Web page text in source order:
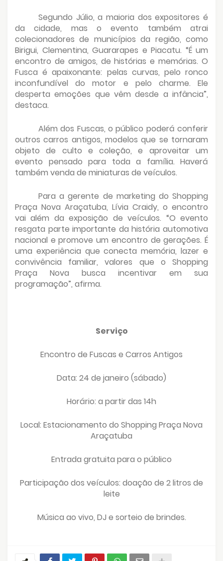
Segundo Júlio, a maioria dos expositores é
da cidade, mas o evento também atrai
colecionadores de municípios da região, como
Birigui, Clementina, Guararapes e Piacatu. “É um
encontro de amigos, de histórias e memórias. O
Fusca é apaixonante: pelas curvas, pelo ronco
inconfundível do motor e pelo charme. Ele
desperta emoções que vêm desde a infância”,
destaca.
Além dos Fuscas, o público poderá conferir
outros carros antigos, modelos que se tornaram
objeto de culto e coleção, e aproveitar um
evento pensado para toda a família. Haverá
também venda de miniaturas de veículos.
Para a gerente de marketing do Shopping
Praça Nova Araçatuba, Lívia Craidy, o encontro
vai além da exposição de veículos. “O evento
resgata parte importante da história automotiva
nacional e promove um encontro de gerações. É
uma experiência que conecta memória, lazer e
convivência familiar, valores que o Shopping
Praça Nova busca incentivar em sua
programação”, afirma.
Serviço
Encontro de Fuscas e Carros Antigos
Data: 24 de janeiro (sábado)
Horário: a partir das 14h
Local: Estacionamento do Shopping Praça Nova
Araçatuba
Entrada gratuita para o público
Participação dos veículos: doação de 2 litros de
leite
Música ao vivo, DJ e sorteio de brindes.